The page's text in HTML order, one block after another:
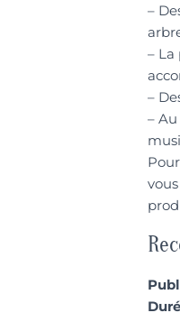
–
–
–
–